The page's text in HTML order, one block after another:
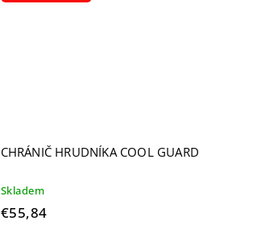
CHRÁNIČ HRUDNÍKA COOL GUARD
Skladem
€55,84